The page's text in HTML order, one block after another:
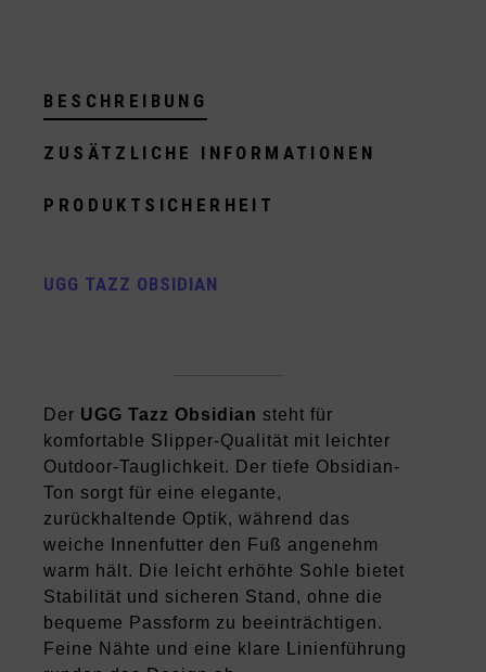
BESCHREIBUNG
ZUSÄTZLICHE INFORMATIONEN
PRODUKTSICHERHEIT
UGG TAZZ OBSIDIAN
Der UGG Tazz Obsidian steht für
komfortable Slipper-Qualität mit leichter
Outdoor-Tauglichkeit. Der tiefe Obsidian-
Ton sorgt für eine elegante,
zurückhaltende Optik, während das
weiche Innenfutter den Fuß angenehm
warm hält. Die leicht erhöhte Sohle bietet
Stabilität und sicheren Stand, ohne die
bequeme Passform zu beeinträchtigen.
Feine Nähte und eine klare Linienführung